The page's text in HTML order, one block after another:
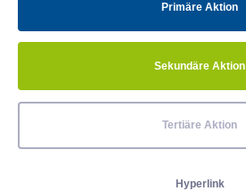
Primäre Aktion
Sekundäre Aktion
Tertiäre Aktion
Hyperlink